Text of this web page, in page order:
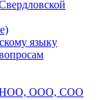
языку
НОО, ООО, СОО